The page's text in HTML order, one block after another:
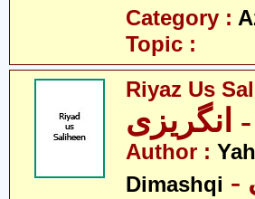
Category :
Topic :
Riyaz Us
انگریزی
Author :
Dimashqi - یحییٰ بن شرف اننوائی